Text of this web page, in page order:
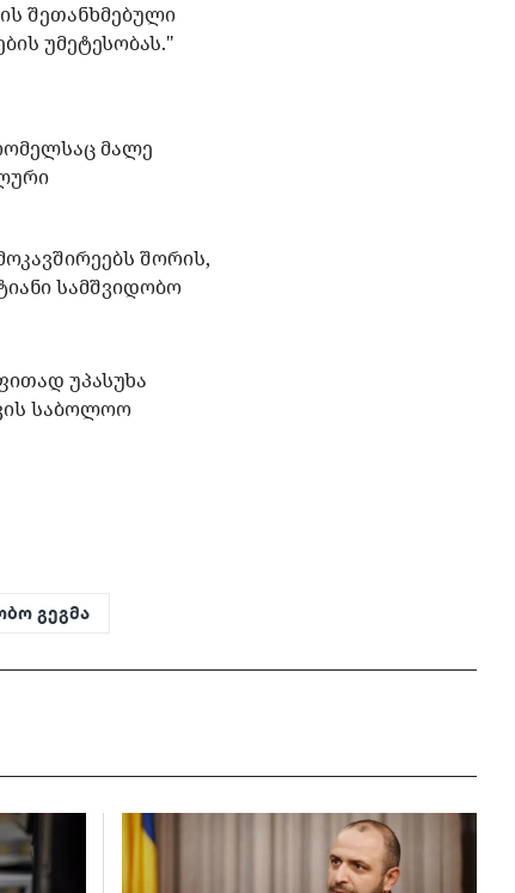
შეთანხმებული
უმეტესობას."
მალე
შორის,
სამშვიდობო
უპასუხა
საბოლოო
გეგმა